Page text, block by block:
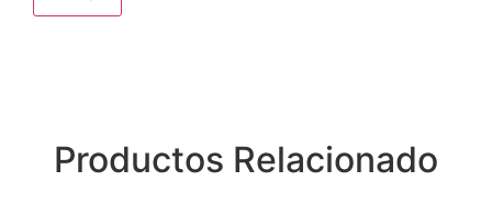
Productos Relacionado